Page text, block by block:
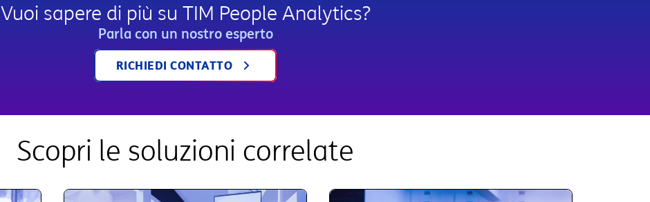
Vuoi sapere di più su TIM People Analytics?
Parla con un nostro esperto
RICHIEDI CONTATTO
Scopri le soluzioni correlate